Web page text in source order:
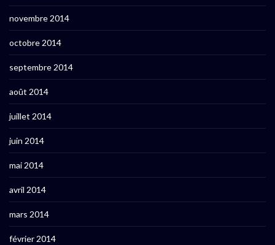
novembre 2014
octobre 2014
septembre 2014
août 2014
juillet 2014
juin 2014
mai 2014
avril 2014
mars 2014
février 2014